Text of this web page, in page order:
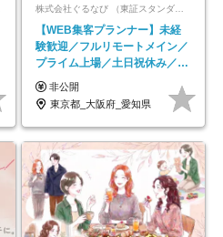
株式会社ぐるなび （東証スタンダード上場）
【WEB集客プランナー】未経
験歓迎／フルリモートメイン／
プライム上場／土日祝休み／東
京・大阪・名古屋
非公開
東京都_大阪府_愛知県